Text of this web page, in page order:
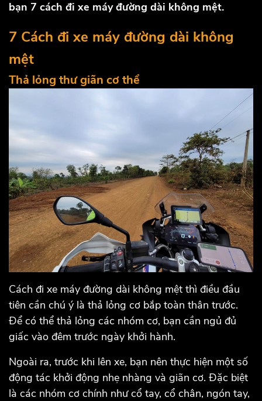
bạn 7 cách đi xe máy đường dài không mệt.
7 Cách đi xe máy đường dài không
mệt
Thả lỏng thư giãn cơ thể
Cách đi xe máy đường dài không mệt thì điều đầu
tiên cần chú ý là thả lỏng cơ bắp toàn thân trước.
Để có thể thả lỏng các nhóm cơ, bạn cần ngủ đủ
giấc vào đêm trước ngày khởi hành.
Ngoài ra, trước khi lên xe, bạn nên thực hiện một số
động tác khởi động nhẹ nhàng và giãn cơ. Đặc biệt
là các nhóm cơ chính như cổ tay, cổ chân, ngón tay,